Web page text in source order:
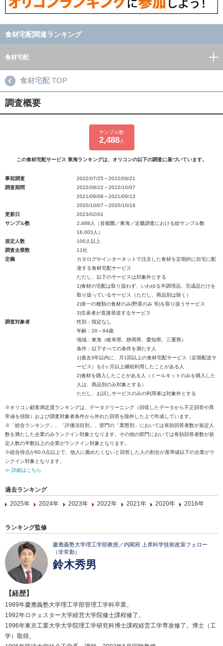
食材宅配関連ランキング
食材宅配
食材宅配 TOP
調査概要
サンプル数
2,488人
この食材宅配サービス 東海ランキングは、オリコンの以下の調査に基づいています。
事前調査
2022/07/25～2022/09/21
調査期間
2022/09/22～2022/10/07
2021/09/08～2021/09/13
2020/10/07～2020/10/19
更新日
2023/02/01
サンプル数
2,488人（首都圏／東海／近畿調査における総サンプル数
16,003人）
規定人数
100人以上
調査企業数
11社
定義
カタログやインターネットで注文した食材を定期的に自宅に配
達する食材宅配サービス
ただし、以下のサービスは対象外とする
1)食材の宅配は取り扱わず、いわゆる半調理品、完成品だけを
取り扱っているサービス（ただし、商品別は除く）
2)単一の種類の食材のみ(野菜のみ 等)を取り扱うサービス
3)生産者が直接発送するサービス
調査対象者
性別：指定なし
年齢：20～84歳
地域：東海（岐阜県、静岡県、愛知県、三重県）
条件：以下すべての条件を満たす人
1)過去3年以内に、月1回以上の食材宅配サービス（定期配送サ
ービス）を2ヶ月以上継続利用したことがある人
2)食材を購入したことがある人（ミールキットのみを購入した
人は、商品別のみ対象とする）
ただし、お試しサービスのみの利用者は対象外とする
※オリコン顧客満足度ランキングは、データクリーニング（回収したデータから不正回答や異
常値を排除）および調査対象者条件から外れた回答を除外した上で作成しています。
※「総合ランキング」、「評価項目別」、部門の「業態別」においては有効回答者数が規定人
数を満たした企業のみランクイン対象となります。その他の部門においては有効回答者数が規
定人数の半数以上の企業がランクイン対象となります。
※総合得点が60.0点以上で、他人に薦めたくないと回答した人の割合が基準値以下の企業がラ
ンクイン対象となります。
≫ 詳細はこちら
過去ランキング
2025年
2024年 2023年 2022年 2021年 2020年 2016年
ランキング監修
慶應義塾大学理工学部教授／内閣府 上席科学技術政策フェロー
（非常勤）
鈴木秀男
【経歴】
1989年慶應義塾大学理工学部管理工学科卒業。
1992年ロチェスター大学経営大学院修士課程修了。
1996年東京工業大学大学院理工学研究科博士課程経営工学専攻修了。博士（工
学）取得。